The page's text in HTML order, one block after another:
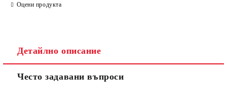
Ние ще се свържем с вас в рамките на работния ден.
Оцени продукта
Детайлно описание
Често задавани въпроси